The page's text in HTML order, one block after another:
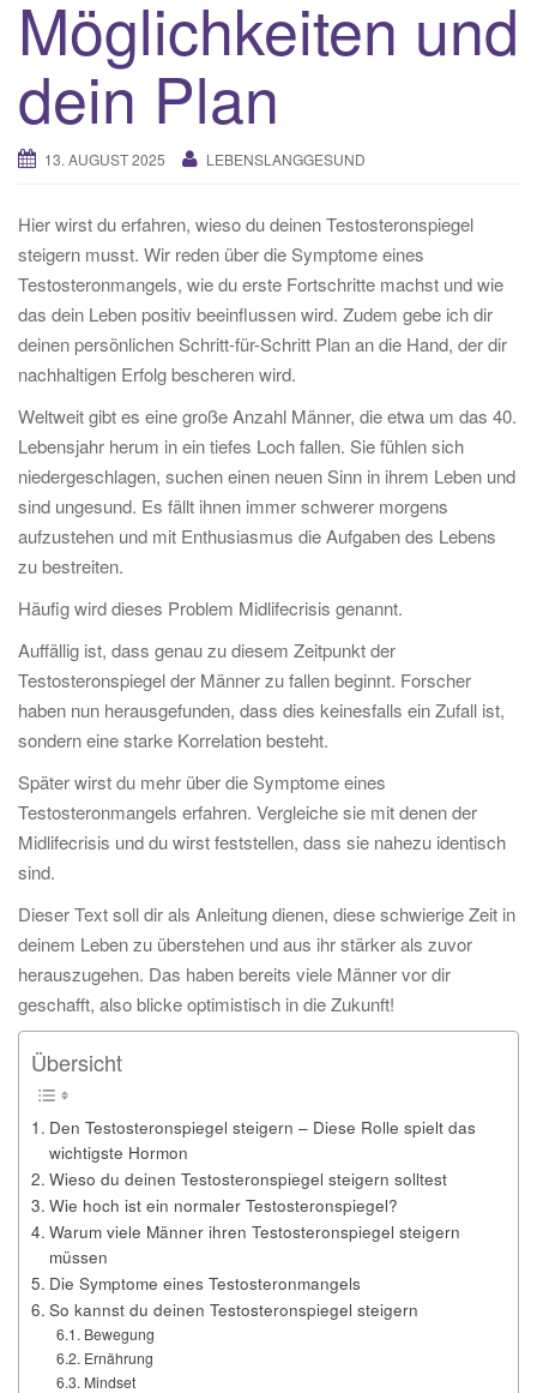
Möglichkeiten und
dein Plan
13. AUGUST 2025 LEBENSLANGGESUND
Hier wirst du erfahren, wieso du deinen Testosteronspiegel
steigern musst. Wir reden über die Symptome eines
Testosteronmangels, wie du erste Fortschritte machst und wie
das dein Leben positiv beeinflussen wird. Zudem gebe ich dir
deinen persönlichen Schritt-für-Schritt Plan an die Hand, der dir
nachhaltigen Erfolg bescheren wird.
Weltweit gibt es eine große Anzahl Männer, die etwa um das 40.
Lebensjahr herum in ein tiefes Loch fallen. Sie fühlen sich
niedergeschlagen, suchen einen neuen Sinn in ihrem Leben und
sind ungesund. Es fällt ihnen immer schwerer morgens
aufzustehen und mit Enthusiasmus die Aufgaben des Lebens
zu bestreiten.
Häufig wird dieses Problem Midlifecrisis genannt.
Auffällig ist, dass genau zu diesem Zeitpunkt der
Testosteronspiegel der Männer zu fallen beginnt. Forscher
haben nun herausgefunden, dass dies keinesfalls ein Zufall ist,
sondern eine starke Korrelation besteht.
Später wirst du mehr über die Symptome eines
Testosteronmangels erfahren. Vergleiche sie mit denen der
Midlifecrisis und du wirst feststellen, dass sie nahezu identisch
sind.
Dieser Text soll dir als Anleitung dienen, diese schwierige Zeit in
deinem Leben zu überstehen und aus ihr stärker als zuvor
herauszugehen. Das haben bereits viele Männer vor dir
geschafft, also blicke optimistisch in die Zukunft!
Übersicht
Den Testosteronspiegel steigern – Diese Rolle spielt das
wichtigste Hormon
Wieso du deinen Testosteronspiegel steigern solltest
Wie hoch ist ein normaler Testosteronspiegel?
Warum viele Männer ihren Testosteronspiegel steigern
müssen
Die Symptome eines Testosteronmangels
So kannst du deinen Testosteronspiegel steigern
Bewegung
Ernährung
Mindset